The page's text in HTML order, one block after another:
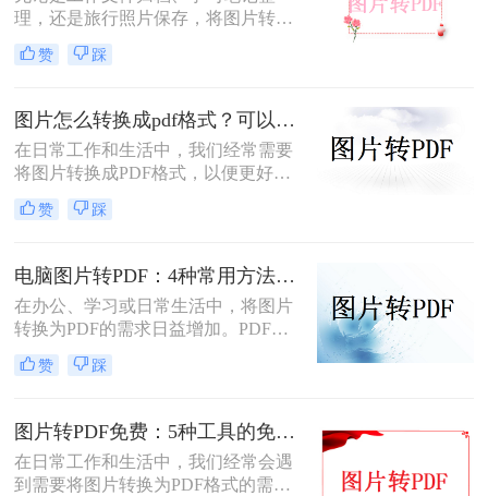
转PDF呢？本文将为您详细介绍几种
理，还是旅行照片保存，将图片转换
为PDF都能让内容更规范、更易分
享。那么如何图片转pdf呢？本文提供
5种常用方法，3分钟即可学会！
赞 踩
图片怎么转换成pdf格式？可以试试这4个转换方法！
在日常工作和生活中，我们经常需要
将图片转换成PDF格式，以便更好地
分享、保存或打印。那么图片怎么转
换成pdf格式呢？本文将介绍四种将图
赞 踩
电脑图片转PDF：4种常用方法按Windows和Mac系统分别推荐！
在办公、学习或日常生活中，将图片
转换为PDF的需求日益增加。PDF格
式因其跨平台兼容性、可编辑性和安
全性，成为文档分享和存储的首选。
作系统自带工具、专业软件及在线服
务，帮助您高效完成图片到PDF的转
换。
赞 踩
图片转PDF免费：5种工具的免费额度、水印和文件限制对比！
在日常工作和生活中，我们经常会遇
到需要将图片转换为PDF格式的需